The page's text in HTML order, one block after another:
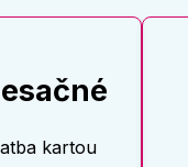
kartou